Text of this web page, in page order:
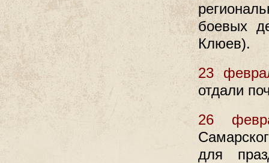
боевых
Клюев).
23
отдали
26
для